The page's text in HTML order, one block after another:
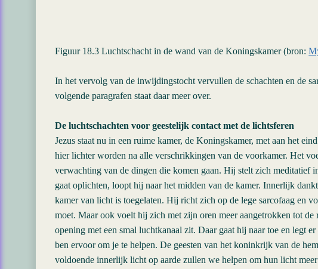
Figuur 18.3 Luchtschacht in de wand van de Koningskamer (bron:
In het vervolg van de inwijdingstocht vervullen de schachten en de
volgende paragrafen staat daar meer over.
De luchtschachten voor geestelijk contact met de lichtsferen
Jezus staat nu in een ruime kamer, de Koningskamer, met aan het
hier lichter worden na alle verschrikkingen van de voorkamer. Het
verwachting van de dingen die komen gaan. Hij stelt zich meditatief
gaat oplichten, loopt hij naar het midden van de kamer. Innerlijk
kamer van licht is toegelaten. Hij richt zich op de lege sarcofaag en
moet. Maar ook voelt hij zich met zijn oren meer aangetrokken tot de
opening met een smal luchtkanaal zit. Daar gaat hij naar toe en legt
ben ervoor om je te helpen. De geesten van het koninkrijk van de
voldoende innerlijk licht op aarde zullen we helpen om hun licht